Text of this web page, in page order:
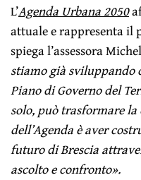
L’Agenda Urbana 2050
attuale e rappresenta il
spiega l’assessora
stiamo già sviluppando
Piano di Governo del
solo, può trasformare
dell’Agenda è aver
futuro di Brescia
ascolto e confronto».